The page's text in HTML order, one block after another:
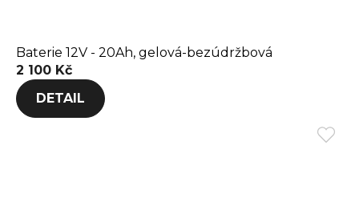
Baterie 12V - 20Ah, gelová-bezúdržbová
2 100 Kč
DETAIL